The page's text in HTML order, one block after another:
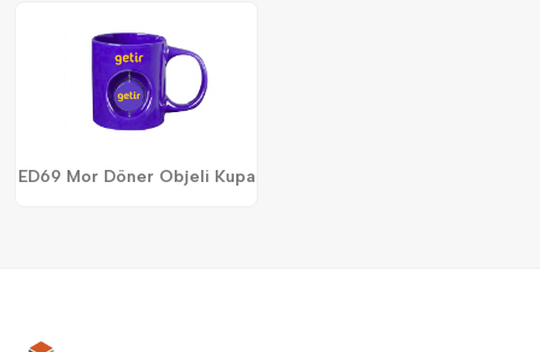
ED69 Mor Döner Objeli Kupa